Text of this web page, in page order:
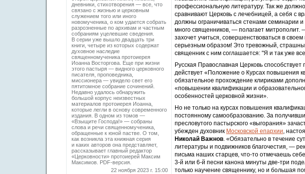
дневники, стихотворения — все, что
связано с жизнью и церковным
служением того или иного
новомученика, о ком удается собрать
разрозненные по архивам и частным
собраниям уцелевшие сведения.
В серии уже вышло двадцать три
книги, четыре из которых содержат
духовное наследие
священномученика протоиерея
Иоанна Востор­гова. Еще при жизни
этого пастыря — видного церковного
писателя, проповедника,
миссионера — увидело свет его
пятитомное собрание сочинений.
Недавно удалось обнаружить
большой корпус неизвестных
материалов протоиерея Иоанна,
которые легли в основу современного
издания. В одном из томов —
«Взыщите Господа!» — собраны
cлова и речи священномученика,
обращенные к юной пастве. О том,
как возникла эта книжная серия
и каких авторов она представляет,
рассказывает главный редактор
«Церковности» протоиерей Максим
Максимов. PDF-версия.
22 ноября 2023 г. 15:00
профессиональную литературу. Так же
сравнивают Церковь с лечебницей, а себя с
должны ограничиваться стенами семинарии
много священников, — полагает
захочет учиться, совершенствоваться в
серьезным образом! Это тревожный,
священник с ним соглашается: "Я и так уже
Русская Православная Церковь
действует «Положение о Курсах повышения
обязательное прохождение клириками
«повышении квалификации и
особенностей церковной жизни».
Но не только на курсах повышения
постоянному самообразованию. За
пресловутого пастырского «выгорания»
убежден духовник Московской епархии,
Николай Важнов. «Обязательно в течение
литературы и подвижников благочестия, —
письма наших старцев, что-то отмечаешь
3-й или 6-й песни канона минуты две-три
только научение священнику, но и большая